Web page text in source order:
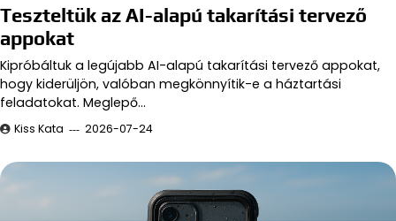
Teszteltük az AI-alapú takarítási tervező
appokat
Kipróbáltuk a legújabb AI-alapú takarítási tervező appokat,
hogy kiderüljön, valóban megkönnyítik-e a háztartási
feladatokat. Meglepő…
Kiss Kata 2026-07-24